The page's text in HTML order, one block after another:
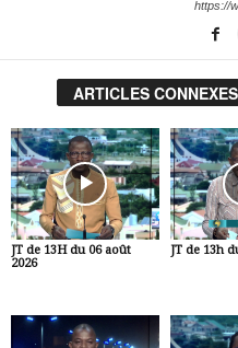
https://
ARTICLES CONNEXES
JT de 13H du 06 août
2026
JT de 13h